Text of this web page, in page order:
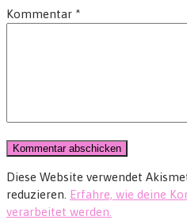
Kommentar *
Diese Website verwendet
reduzieren. Erfahre, wie deine
verarbeitet werden.